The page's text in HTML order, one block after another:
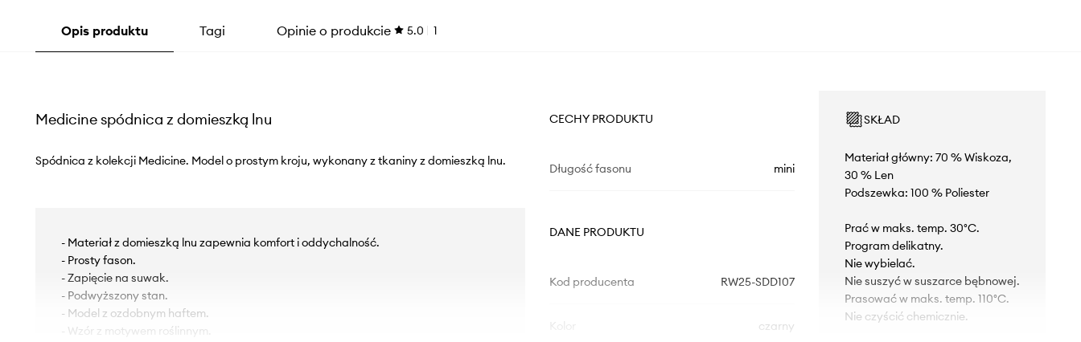
Opis produktu Tagi Opinie o produkcie 5.0 1
Medicine spódnica z domieszką lnu
Spódnica z kolekcji Medicine. Model o prostym kroju, wykonany z tkaniny z domieszką lnu.
- Materiał z domieszką lnu zapewnia komfort i oddychalność.
- Prosty fason.
- Zapięcie na suwak.
- Podwyższony stan.
- Model z ozdobnym haftem.
- Wzór z motywem roślinnym.
CECHY PRODUKTU
Długość fasonu mini
DANE PRODUKTU
Kod producenta RW25-SDD107
czarny
SKŁAD
Materiał główny: 70 % Wiskoza,
30 % Len
Podszewka: 100 % Poliester
Prać w maks. temp. 30°C.
Program delikatny.
Nie wybielać.
Nie suszyć w suszarce bębnowej.
Prasować w maks. temp. 110°C.
Nie czyścić chemicznie.